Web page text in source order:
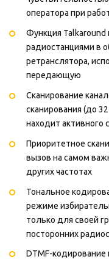
оператора при
Функция
радиостанциями в
ретранслятора,
передающую
Сканирование
сканирования (до
находит активного
Приоритетное
вызов на самом
других частотах
Тональное
режиме
только для своей
посторонних
DTMF-